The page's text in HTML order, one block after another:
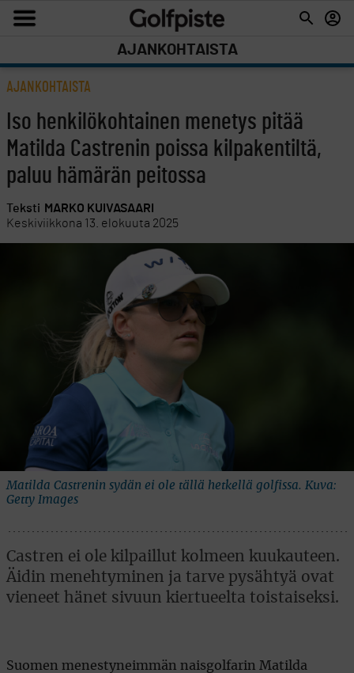
AJANKOHTAISTA
AJANKOHTAISTA
Iso henkilökohtainen menetys pitää
Matilda Castrenin poissa kilpakentiltä,
paluu hämärän peitossa
Teksti MARKO KUIVASAARI
Keskiviikkona 13. elokuuta 2025
Matilda Castrenin sydän ei ole tällä hetkellä golfissa. Kuva:
Getty Images
Castren ei ole kilpaillut kolmeen kuukauteen.
Äidin menehtyminen ja tarve pysähtyä ovat
vieneet hänet sivuun kiertueelta toistaiseksi.
Suomen menestyneimmän naisgolfarin Matilda